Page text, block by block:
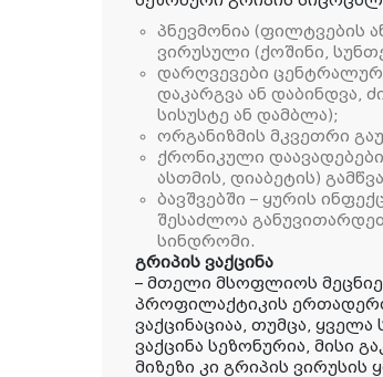
პნევმონია (ფილტვების
ვირუსული (ქოშინი,
დარღვევები
დაკარგვა ან დაბინდვა,
სისუსტე ან დამბლა);
ორგანიზმის მკვეთრი
ქრონიკული
ასთმის, დიაბეტის)
ბავშვებში – ყურის
შესაძლოა
სინდრომი.
გრიპის ვაქცინა
– მთელი მსოფლიოს
პროფილაქტიკის
ვაქცინაციაა, თუმცა, ყველა
ვაქცინა სეზონურია, მისი
მიზეზი კი გრიპის